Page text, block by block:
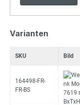
Varianten
SKU Bild
164498-FR-
FR-BS